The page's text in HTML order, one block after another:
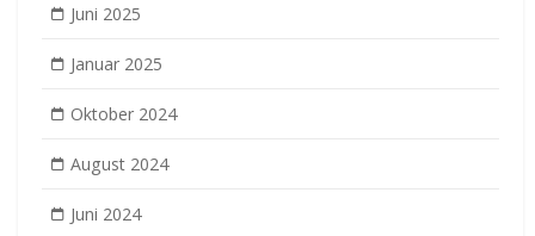
Juni 2025
Januar 2025
Oktober 2024
August 2024
Juni 2024